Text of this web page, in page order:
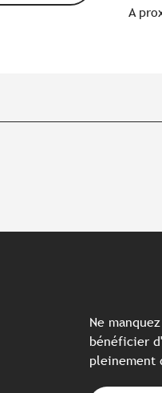
A
Ne
bénéficier
pleinement